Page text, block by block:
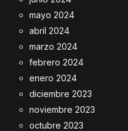
mayo 2024
abril 2024
marzo 2024
febrero 2024
enero 2024
diciembre 2023
noviembre 2023
octubre 2023